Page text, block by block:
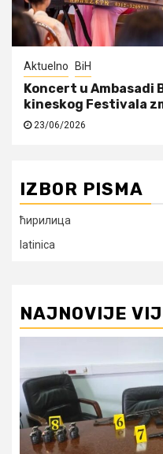
Aktuelno BiH
Koncert u Ambasadi
kineskog Festivala
23/06/2026
IZBOR PISMA
ћирилица
latinica
NAJNOVIJE